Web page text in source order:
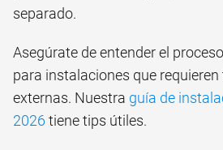
separado.
Asegúrate de entender el
para instalaciones que
externas. Nuestra guía de
2026 tiene tips útiles.